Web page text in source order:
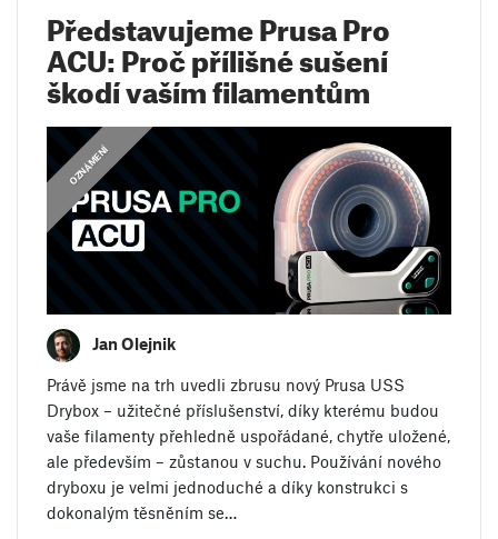
Představujeme Prusa Pro
ACU: Proč přílišné sušení
škodí vaším filamentům
OZNÁMENÍ
Jan Olejnik
Právě jsme na trh uvedli zbrusu nový Prusa USS
Drybox – užitečné příslušenství, díky kterému budou
vaše filamenty přehledně uspořádané, chytře uložené,
ale především – zůstanou v suchu. Používání nového
dryboxu je velmi jednoduché a díky konstrukci s
dokonalým těsněním se…